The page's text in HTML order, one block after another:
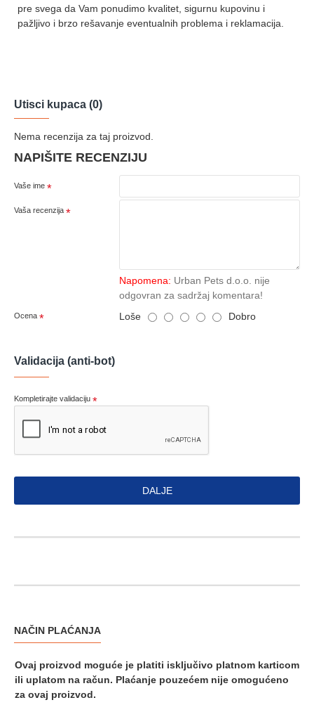
pre svega da Vam ponudimo kvalitet, sigurnu kupovinu i
pažljivo i brzo rešavanje eventualnih problema i reklamacija.
Utisci kupaca (0)
Nema recenzija za taj proizvod.
NAPIŠITE RECENZIJU
Vaše ime
Vaša recenzija
Napomena: Urban Pets d.o.o. nije
odgovran za sadržaj komentara!
Ocena Loše Dobro
Validacija (anti-bot)
Kompletirajte validaciju
DALJE
NAČIN PLAĆANJA
Ovaj proizvod moguće je platiti isključivo platnom karticom
ili uplatom na račun. Plaćanje pouzećem nije omogućeno
za ovaj proizvod.